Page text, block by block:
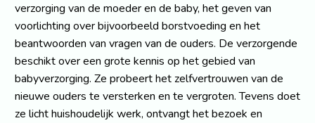
verzorging van de moeder en de baby, het geven van
voorlichting over bijvoorbeeld borstvoeding en het
beantwoorden van vragen van de ouders. De verzorgende
beschikt over een grote kennis op het gebied van
babyverzorging. Ze probeert het zelfvertrouwen van de
nieuwe ouders te versterken en te vergroten. Tevens doet
ze licht huishoudelijk werk, ontvangt het bezoek en